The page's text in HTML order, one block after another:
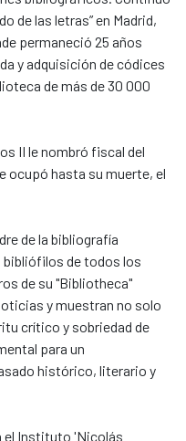
de las letras” en Madrid,
permaneció 25 años
y adquisición de códices
de más de 30 000
II le nombró fiscal del
ocupó hasta su muerte, el
de la bibliografía
bibliófilos de todos los
de su "Bibliotheca"
y muestran no solo
crítico y sobriedad de
para un
histórico, literario y
el Instituto 'Nicolás